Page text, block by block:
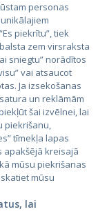
personas
piekrītu”, tiek
zem virsraksta
sniegtu” norādītos
vai atsaucot
Ja izsekošanas
un reklāmām
šai izvēlnei, lai
piekrišanu,
tīmekļa lapas
apakšējā kreisajā
mūsu piekrišanas
mūsu
lai